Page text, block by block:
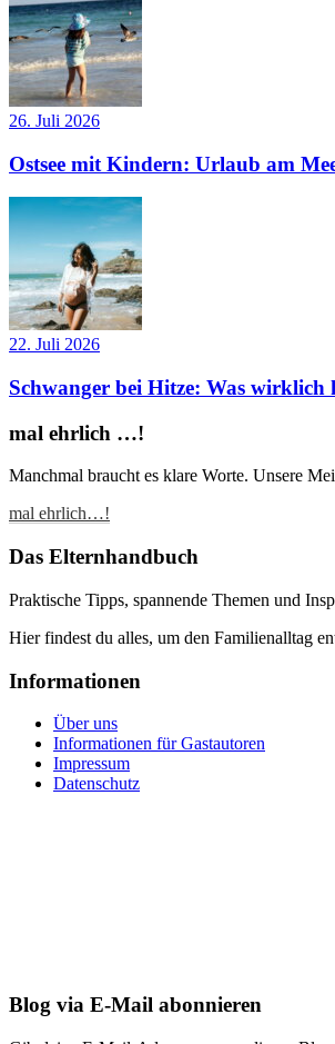
26. Juli 2026
Ostsee mit Kindern: Urlaub am
22. Juli 2026
Schwanger bei Hitze: Was wirklich
mal ehrlich …!
Manchmal braucht es klare Worte. Unsere
mal ehrlich…!
Das Elternhandbuch
Praktische Tipps, spannende Themen und
Hier findest du alles, um den Familienalltag
Informationen
Über uns
Informationen für Gastautoren
Impressum
Datenschutz
Blog via E-Mail abonnieren